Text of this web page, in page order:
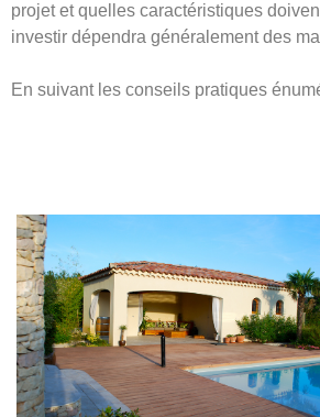
projet et quelles caractéristiques
investir dépendra généralement des
En suivant les conseils pratiques